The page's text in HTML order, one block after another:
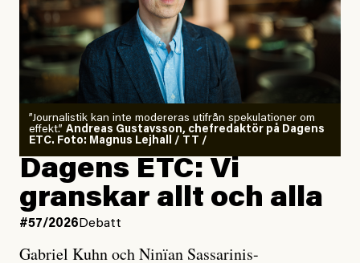
”Journalistik kan inte modereras utifrån spekulationer om
effekt.” Andreas Gustavsson, chefredaktör på Dagens
ETC. Foto: Magnus Lejhall / TT /
Dagens ETC: Vi
granskar allt och alla
#57/2026 Debatt
Gabriel Kuhn och Ninïan Sassarinis-